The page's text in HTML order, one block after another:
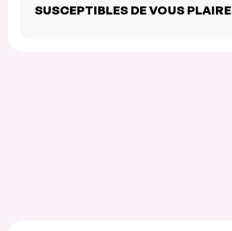
SUSCEPTIBLES DE VOUS PLAIRE